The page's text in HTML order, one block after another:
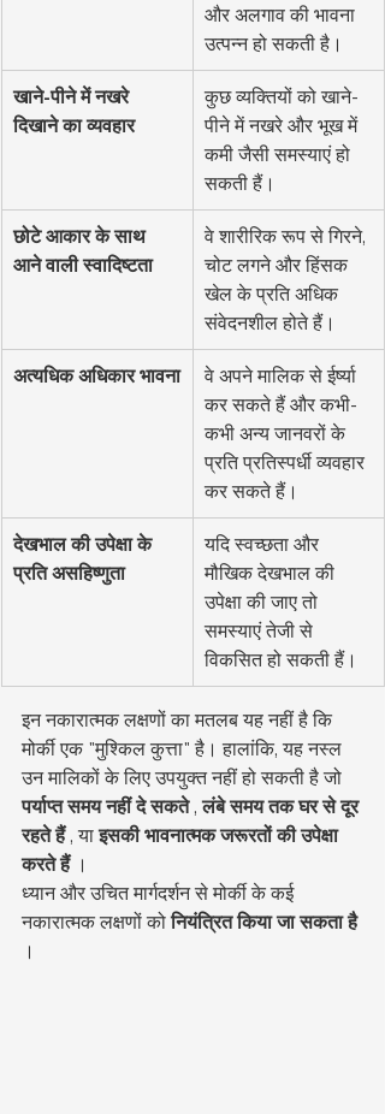
और अलगाव की भावना
उत्पन्न हो सकती है।
खाने-पीने में नखरे
दिखाने का व्यवहार
कुछ व्यक्तियों को खाने-
पीने में नखरे और भूख में
कमी जैसी समस्याएं हो
सकती हैं।
छोटे आकार के साथ
आने वाली स्वादिष्टता
वे शारीरिक रूप से गिरने,
चोट लगने और हिंसक
खेल के प्रति अधिक
संवेदनशील होते हैं।
अत्यधिक अधिकार भावना
वे अपने मालिक से ईर्ष्या
कर सकते हैं और कभी-
कभी अन्य जानवरों के
प्रति प्रतिस्पर्धी व्यवहार
कर सकते हैं।
देखभाल की उपेक्षा के
प्रति असहिष्णुता
यदि स्वच्छता और
मौखिक देखभाल की
उपेक्षा की जाए तो
समस्याएं तेजी से
विकसित हो सकती हैं।
इन नकारात्मक लक्षणों का मतलब यह नहीं है कि
मोर्की एक "मुश्किल कुत्ता" है। हालांकि, यह नस्ल
उन मालिकों के लिए उपयुक्त नहीं हो सकती है जो
पर्याप्त समय नहीं दे सकते , लंबे समय तक घर से दूर
रहते हैं , या इसकी भावनात्मक जरूरतों की उपेक्षा
करते हैं ।
ध्यान और उचित मार्गदर्शन से मोर्की के कई
नकारात्मक लक्षणों को नियंत्रित किया जा सकता है
।